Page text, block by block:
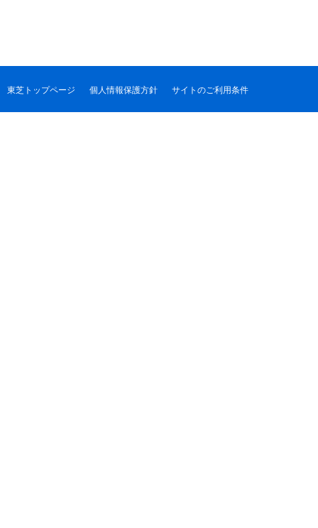
東芝トップページ 個人情報保護方針 サイトのご利用条件